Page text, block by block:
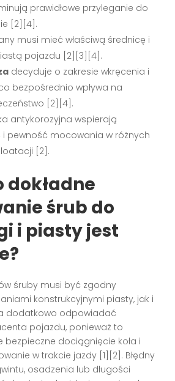
prawidłowe przyleganie do
[2][4].
musi mieć właściwą średnicę i
pojazdu [2][3][4].
decyduje o zakresie wkręcenia i
bezpośrednio wpływa na
[2][4].
antykorozyjna wspierają
i pewność mocowania w różnych
[2].
dokładne
śrub do
i piasty jest
śruby musi być zgodny
konstrukcyjnymi piasty, jak i
dodatkowo odpowiadać
pojazdu, ponieważ to
bezpieczne dociągnięcie koła i
w trakcie jazdy [1][2]. Błędny
osadzenia lub długości